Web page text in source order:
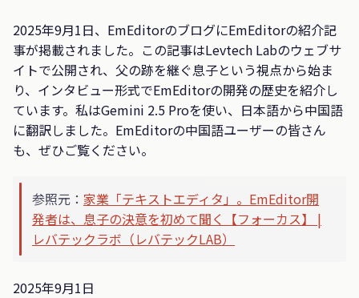
2025年9月1日、EmEditorのブログにEmEditorの紹介記
事が掲載されました。この記事はLevtech Labのウェブサ
イトで公開され、父の跡を継ぐ息子という視点から始ま
り、インタビュー形式でEmEditorの開発の歴史を紹介し
ています。私はGemini 2.5 Proを使い、日本語から中国語
に翻訳しました。EmEditorの中国語ユーザーの皆さん
も、ぜひご覧ください。
参照元： 家業「テキストエディタ」。EmEditor開
発者は、息子の決意を初めて聞く【フォーカス】 |
レバテックラボ（レバテックLAB）
2025年9月1日